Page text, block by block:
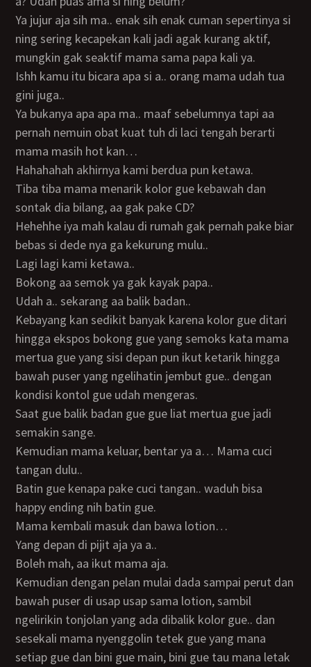
Ya jujur aja sih ma.. enak sih enak cuman sepertinya si
ning sering kecapekan kali jadi agak kurang aktif,
mungkin gak seaktif mama sama papa kali ya.
Ishh kamu itu bicara apa si a.. orang mama udah tua
gini juga..
Ya bukanya apa apa ma.. maaf sebelumnya tapi aa
pernah nemuin obat kuat tuh di laci tengah berarti
mama masih hot kan…
Hahahahah akhirnya kami berdua pun ketawa.
Tiba tiba mama menarik kolor gue kebawah dan
sontak dia bilang, aa gak pake CD?
Hehehhe iya mah kalau di rumah gak pernah pake biar
bebas si dede nya ga kekurung mulu..
Lagi lagi kami ketawa..
Bokong aa semok ya gak kayak papa..
Udah a.. sekarang aa balik badan..
Kebayang kan sedikit banyak karena kolor gue ditari
hingga ekspos bokong gue yang semoks kata mama
mertua gue yang sisi depan pun ikut ketarik hingga
bawah puser yang ngelihatin jembut gue.. dengan
kondisi kontol gue udah mengeras.
Saat gue balik badan gue gue liat mertua gue jadi
semakin sange.
Kemudian mama keluar, bentar ya a… Mama cuci
tangan dulu..
Batin gue kenapa pake cuci tangan.. waduh bisa
happy ending nih batin gue.
Mama kembali masuk dan bawa lotion…
Yang depan di pijit aja ya a..
Boleh mah, aa ikut mama aja.
Kemudian dengan pelan mulai dada sampai perut dan
bawah puser di usap usap sama lotion, sambil
ngelirikin tonjolan yang ada dibalik kolor gue.. dan
sesekali mama nyenggolin tetek gue yang mana
setiap gue dan bini gue main, bini gue tau mana letak